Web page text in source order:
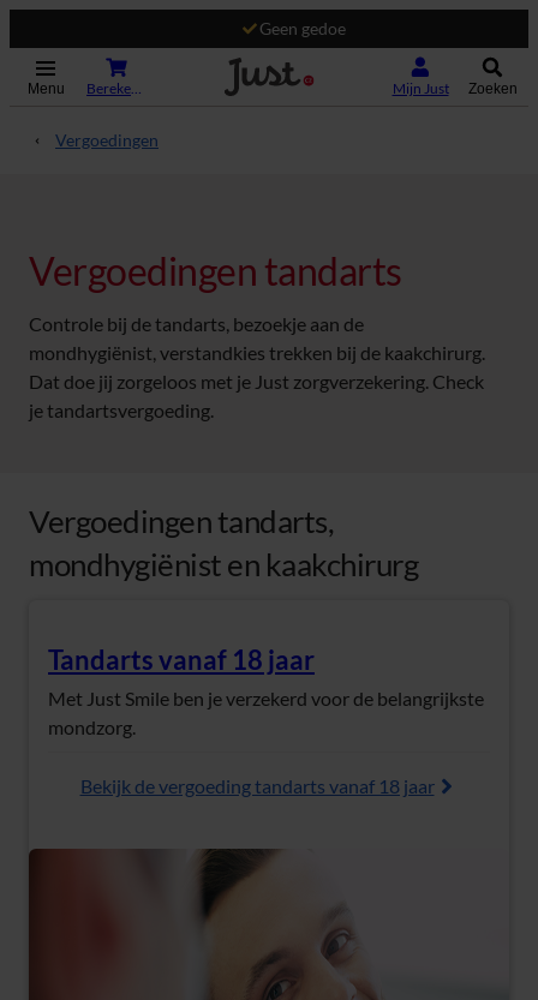
Geen gedoe
Menu Mijn Just Zoeken
Vergoedingen
Vergoedingen tandarts
Controle bij de tandarts, bezoekje aan de
mondhygiënist, verstandkies trekken bij de kaakchirurg.
Dat doe jij zorgeloos met je Just zorgverzekering. Check
je tandartsvergoeding.
Vergoedingen tandarts,
mondhygiënist en kaakchirurg
Tandarts vanaf 18 jaar
(Opent in nieuw tabblad)
Met Just Smile ben je verzekerd voor de belangrijkste
mondzorg.
Bekijk de vergoeding tandarts vanaf 18 jaar